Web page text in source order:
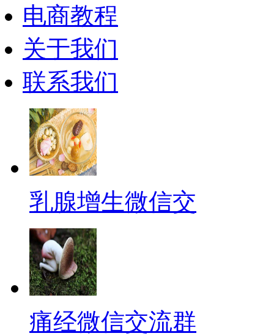
电商教程
关于我们
联系我们
乳腺增生微信交
痛经微信交流群